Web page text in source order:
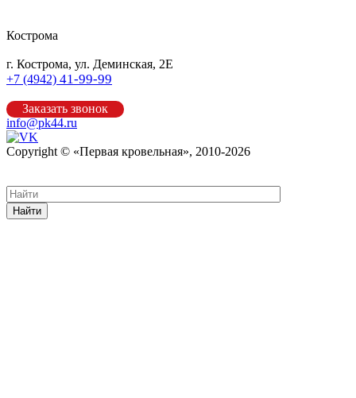
Кострома
г. Кострома, ул. Деминская, 2Е
+7 (4942) 41-99-99
Заказать звонок
info@pk44.ru
Copyright © «Первая кровельная», 2010-2026
Найти